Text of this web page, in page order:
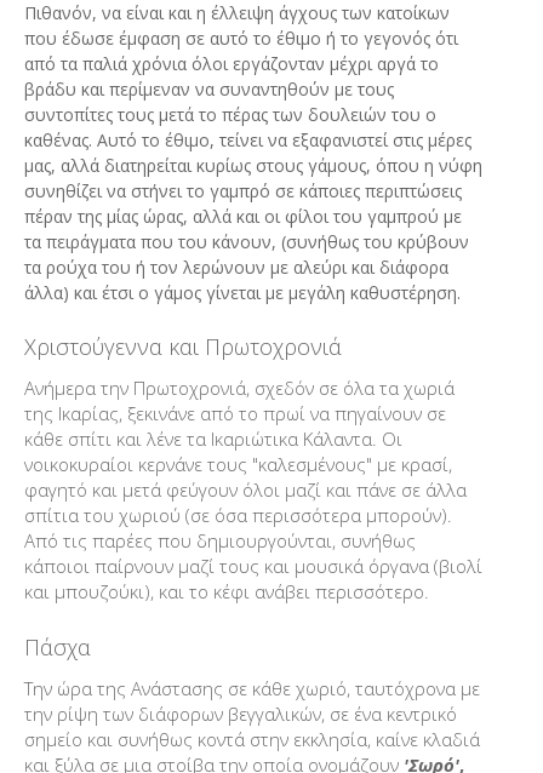
Πιθανόν, να είναι και η έλλειψη άγχους των κατοίκων
που έδωσε έμφαση σε αυτό το έθιμο ή το γεγονός ότι
από τα παλιά χρόνια όλοι εργάζονταν μέχρι αργά το
βράδυ και περίμεναν να συναντηθούν με τους
συντοπίτες τους μετά το πέρας των δουλειών του ο
καθένας. Αυτό το έθιμο, τείνει να εξαφανιστεί στις μέρες
μας, αλλά διατηρείται κυρίως στους γάμους, όπου η νύφη
συνηθίζει να στήνει το γαμπρό σε κάποιες περιπτώσεις
πέραν της μίας ώρας, αλλά και οι φίλοι του γαμπρού με
τα πειράγματα που του κάνουν, (συνήθως του κρύβουν
τα ρούχα του ή τον λερώνουν με αλεύρι και διάφορα
άλλα) και έτσι ο γάμος γίνεται με μεγάλη καθυστέρηση.
Χριστούγεννα και Πρωτοχρονιά
Ανήμερα την Πρωτοχρονιά, σχεδόν σε όλα τα χωριά
της Ικαρίας, ξεκινάνε από το πρωί να πηγαίνουν σε
κάθε σπίτι και λένε τα Ικαριώτικα Κάλαντα. Οι
νοικοκυραίοι κερνάνε τους "καλεσμένους" με κρασί,
φαγητό και μετά φεύγουν όλοι μαζί και πάνε σε άλλα
σπίτια του χωριού (σε όσα περισσότερα μπορούν).
Από τις παρέες που δημιουργούνται, συνήθως
κάποιοι παίρνουν μαζί τους και μουσικά όργανα (βιολί
και μπουζούκι), και το κέφι ανάβει περισσότερο.
Πάσχα
Την ώρα της Ανάστασης σε κάθε χωριό, ταυτόχρονα με
την ρίψη των διάφορων βεγγαλικών, σε ένα κεντρικό
σημείο και συνήθως κοντά στην εκκλησία, καίνε κλαδιά
και ξύλα σε μια στοίβα την οποία ονομάζουν 'Σωρό',